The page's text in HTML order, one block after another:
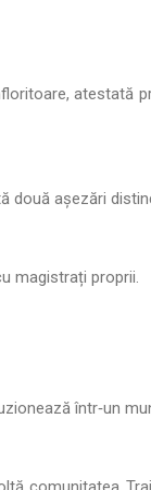
atestată
două așezări
magistrați proprii.
într‑un